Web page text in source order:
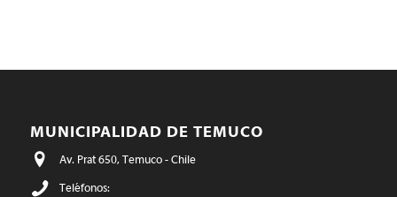
MUNICIPALIDAD DE TEMUCO
Av. Prat 650, Temuco - Chile
Teléfonos: